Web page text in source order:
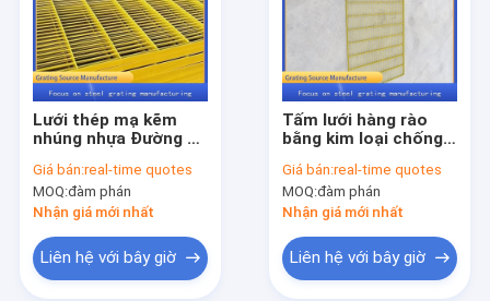
Về chúng tôi
Tham quan nhà máy
Kiểm soát chất lượng
Tin tức
Các trường hợp
Lưới thép mạ kẽm
nhúng nhựa Đường đi
Lưới kim loại
Giá bán:real-time quotes
MOQ:đàm phán
Nhận giá mới nhất
Liên hệ với bây giờ
Tấm lưới hàng rào
bằng kim loại chống
chuồng ngỗng
Giá bán:real-time quotes
MOQ:đàm phán
Nhận giá mới nhất
Liên hệ với bây giờ